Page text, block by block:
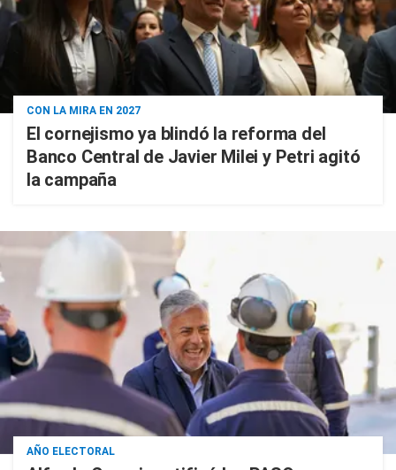
CON LA MIRA EN 2027
El cornejismo ya blindó la reforma del
Banco Central de Javier Milei y Petri agitó
la campaña
AÑO ELECTORAL